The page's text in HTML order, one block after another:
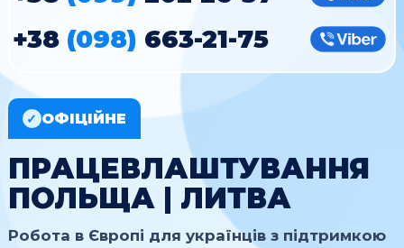
+38 (098) 663-21-75
✓ ОФІЦІЙНЕ
ПРАЦЕВЛАШТУВАННЯ
ПОЛЬЩА | ЛИТВА
Робота в Європі для українців з підтримкою